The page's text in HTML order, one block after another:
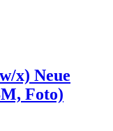
x) Neue
Foto)